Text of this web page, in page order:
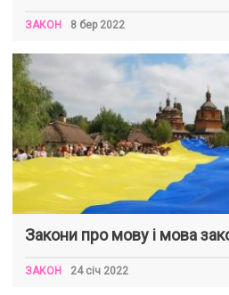
ЗАКОН 8 бер 2022
Закони про мову і мова
ЗАКОН 24 січ 2022